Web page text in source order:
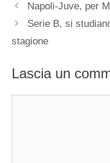
Napoli-Juve, per
Serie B, si
stagione
Lascia un